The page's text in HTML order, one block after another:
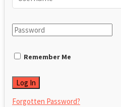
Remember Me
Forgotten Password?